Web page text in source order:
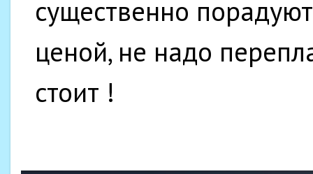
существенно
ценой, не надо
стоит !